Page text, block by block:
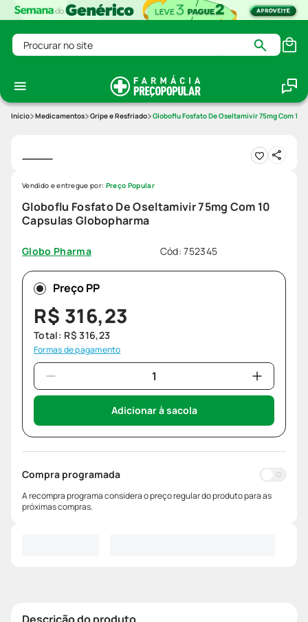
Procurar no site
Medicamentos Gripe e Resfriado Globoflu Fosfato De Oseltamivir 75mg Com 10
Globoflu Fosfato De Oseltamivir 75mg Com 10
Capsulas Globopharma
Globo Pharma Cód:752345
Vendido e entregue por: Preço Popular
Preço PP
R$ 316,23
Total: R$ 316,23
Formas de pagamento
Adicionar à sacola
Compra programada
A recompra programa considera o preço regular do produto para as
próximas compras.